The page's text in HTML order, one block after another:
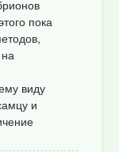
пока
виду
и